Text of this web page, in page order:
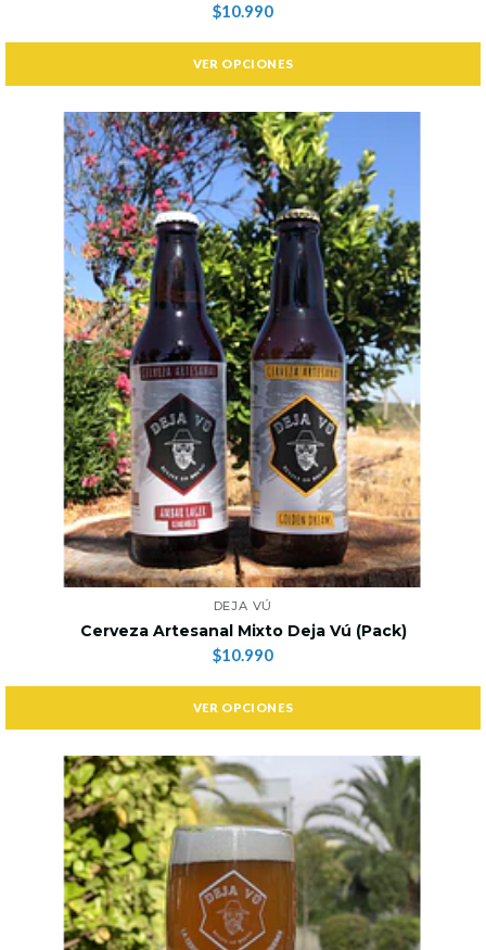
$10.990
VER OPCIONES
DEJA VÚ
Cerveza Artesanal Mixto Deja Vú (Pack)
$10.990
VER OPCIONES